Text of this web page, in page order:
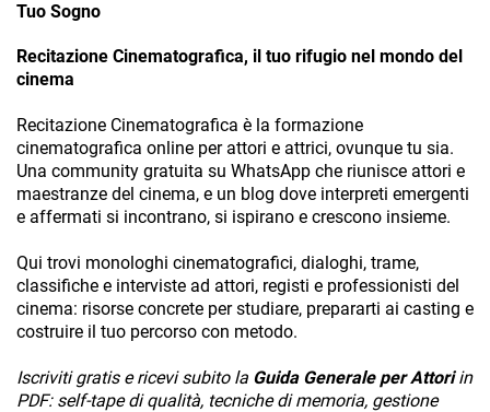
Tuo Sogno
Recitazione Cinematografica, il tuo rifugio nel mondo del
cinema
Recitazione Cinematografica è la formazione
cinematografica online per attori e attrici, ovunque tu sia.
Una community gratuita su WhatsApp che riunisce attori e
maestranze del cinema, e un blog dove interpreti emergenti
e affermati si incontrano, si ispirano e crescono insieme.
Qui trovi monologhi cinematografici, dialoghi, trame,
classifiche e interviste ad attori, registi e professionisti del
cinema: risorse concrete per studiare, prepararti ai casting e
costruire il tuo percorso con metodo.
Iscriviti gratis e ricevi subito la Guida Generale per Attoriin
PDF: self-tape di qualità, tecniche di memoria, gestione